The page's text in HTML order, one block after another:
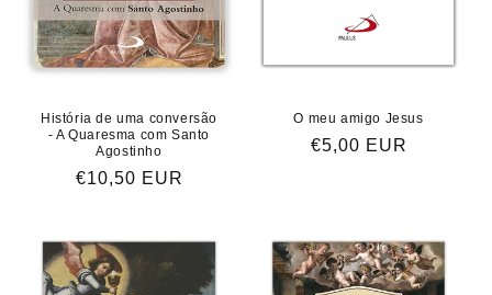
História de uma conversão
- A Quaresma com Santo
Agostinho
Preço
€10,50 EUR
O meu amigo Jesus
Preço
€5,00 EUR